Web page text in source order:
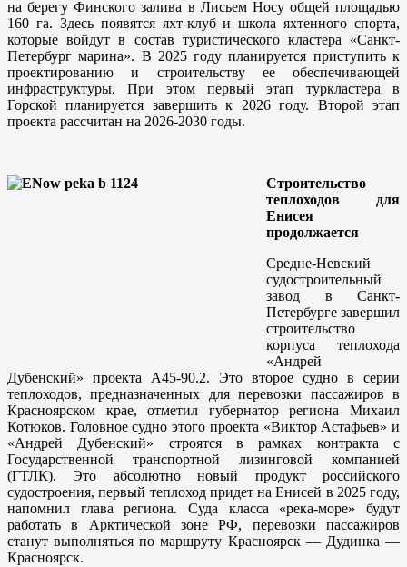
на берегу Финского залива в Лисьем Носу общей площадью
160 га. Здесь появятся яхт-клуб и школа яхтенного спорта,
которые войдут в состав туристического кластера «Санкт-
Петербург марина». В 2025 году планируется приступить к
проектированию и строительству ее обеспечивающей
инфраструктуры. При этом первый этап туркластера в
Горской планируется завершить к 2026 году. Второй этап
проекта рассчитан на 2026-2030 годы.
Строительство
теплоходов для
Енисея
продолжается
Средне-Невский
судостроительный
завод в Санкт-
Петербурге завершил
строительство
корпуса теплохода
«Андрей
Дубенский» проекта А45-90.2. Это второе судно в серии
теплоходов, предназначенных для перевозки пассажиров в
Красноярском крае, отметил губернатор региона Михаил
Котюков. Головное судно этого проекта «Виктор Астафьев» и
«Андрей Дубенский» строятся в рамках контракта с
Государственной транспортной лизинговой компанией
(ГТЛК). Это абсолютно новый продукт российского
судостроения, первый теплоход придет на Енисей в 2025 году,
напомнил глава региона. Суда класса «река-море» будут
работать в Арктической зоне РФ, перевозки пассажиров
станут выполняться по маршруту Красноярск — Дудинка —
Красноярск.